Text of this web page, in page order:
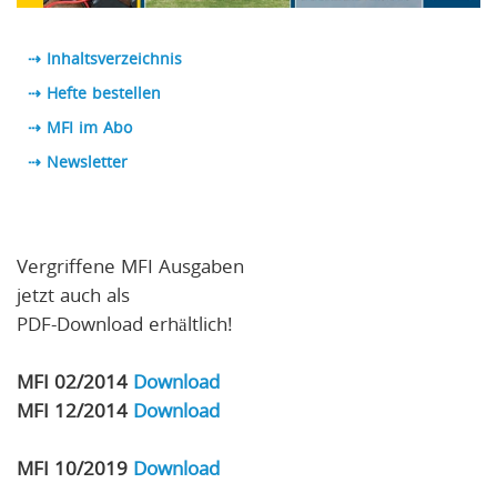
⇢ Inhaltsverzeichnis
⇢ Hefte bestellen
⇢ MFI im Abo
⇢ Newsletter
Vergriffene MFI Ausgaben
jetzt auch als
PDF-Download erhältlich!
MFI 02/2014 Download
MFI 12/2014 Download
MFI 10/2019 Download